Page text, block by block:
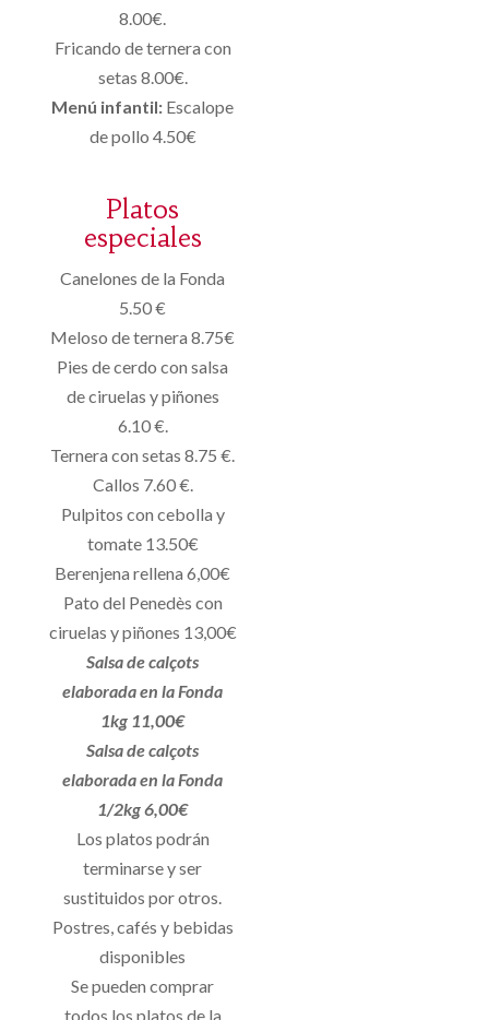
8.00€.
Fricando de ternera con
setas 8.00€.
Menú infantil: Escalope
de pollo 4.50€
Platos
especiales
Canelones de la Fonda
5.50 €
Meloso de ternera 8.75€
Pies de cerdo con salsa
de ciruelas y piñones
6.10 €.
Ternera con setas 8.75 €.
Callos 7.60 €.
Pulpitos con cebolla y
tomate 13.50€
Berenjena rellena 6,00€
Pato del Penedès con
ciruelas y piñones 13,00€
Salsa de calçots
elaborada en la Fonda
1kg 11,00€
Salsa de calçots
elaborada en la Fonda
1/2kg 6,00€
Los platos podrán
terminarse y ser
sustituidos por otros.
Postres, cafés y bebidas
disponibles
Se pueden comprar
todos los platos de la